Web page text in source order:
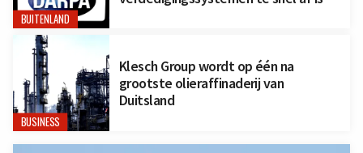
BUITENLAND
BUSINESS
Klesch Group wordt op één na
grootste olieraffinaderij van
Duitsland